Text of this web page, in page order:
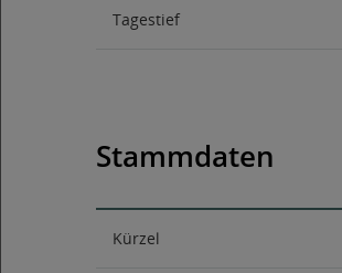
Tagestief
Stammdaten
Kürzel